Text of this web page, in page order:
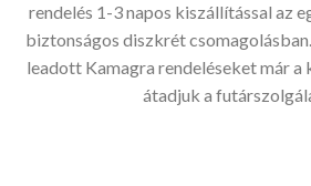
rendelés 1-3 napos kiszállítással az
biztonságos diszkrét
leadott Kamagra rendeléseket már a
átadjuk a